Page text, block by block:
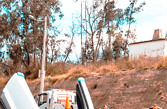
AEADE Industria Motociclismo
Movilidad
Campaña busca cambiar
destino de los
en la región